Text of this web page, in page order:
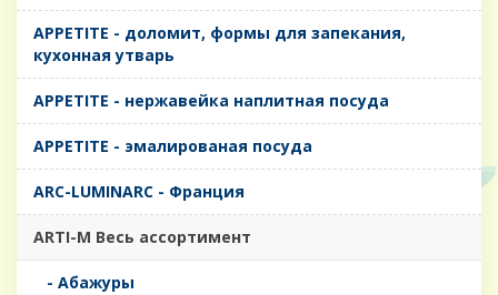
APPETITE - доломит, формы для запекания,
кухонная утварь
APPETITE - нержавейка наплитная посуда
APPETITE - эмалированая посуда
ARC-LUMINARC - Франция
ARTI-M Весь ассортимент
- Абажуры